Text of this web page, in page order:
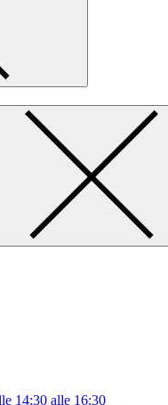
14:30 alle 16:30